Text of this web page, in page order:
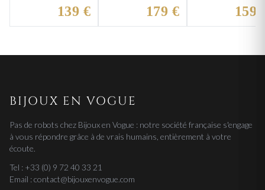
Emanueli 1-1
139 €
gourmette179 €
Clerverton 1-
159
BIJOUX EN VOGUE
Pas de robots chez Bijoux en Vogue : notre société française s'engage
à vous répondre grâce à de vrais humains, entièrement à votre
écoute.
Tel : +33 (0) 9 72 40 33 21
Email : contact@bijouxenvogue.com